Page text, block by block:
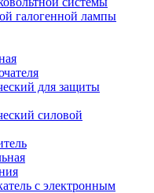
галогенной лампы
для защиты
силовой
с электронным